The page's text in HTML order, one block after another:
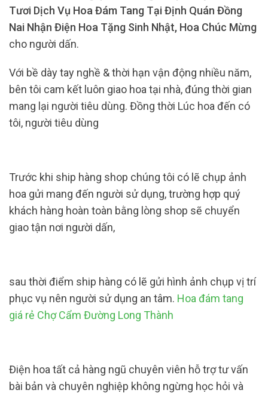
Tươi Dịch Vụ Hoa Đám Tang Tại Định Quán Đồng
Nai Nhận Điện Hoa Tặng Sinh Nhật, Hoa Chúc Mừng
cho người dấn.
Với bề dày tay nghề & thời hạn vận động nhiều năm,
bên tôi cam kết luôn giao hoa tại nhà, đúng thời gian
mang lại người tiêu dùng. Đồng thời Lúc hoa đến có
tôi, người tiêu dùng
Trước khi ship hàng shop chúng tôi có lẽ chụp ảnh
hoa gửi mang đến người sử dụng, trường hợp quý
khách hàng hoàn toàn bằng lòng shop sẽ chuyển
giao tận nơi người dấn,
sau thời điểm ship hàng có lẽ gửi hình ảnh chụp vị trí
phục vụ nên người sử dụng an tâm. Hoa đám tang
giá rẻ Chợ Cẩm Đường Long Thành
Điện hoa tất cả hàng ngũ chuyên viên hỗ trợ tư vấn
bài bản và chuyên nghiệp không ngừng học hỏi và